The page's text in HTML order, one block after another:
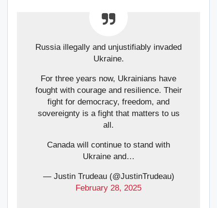
Russia illegally and unjustifiably invaded
Ukraine.
For three years now, Ukrainians have
fought with courage and resilience. Their
fight for democracy, freedom, and
sovereignty is a fight that matters to us
all.
Canada will continue to stand with
Ukraine and…
— Justin Trudeau (@JustinTrudeau)
February 28, 2025